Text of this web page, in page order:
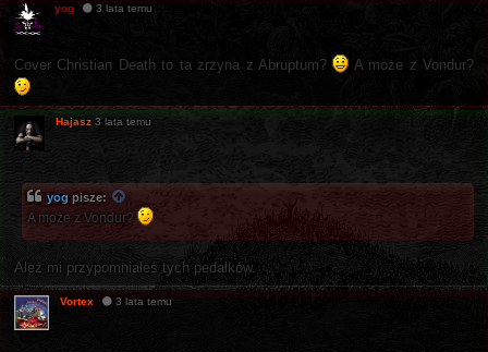
yog 3 lata temu
Cover Christian Death to ta zrzyna z Abruptum? A może z Vondur?
Hajasz 3 lata temu
yog pisze:
A może z Vondur?
Ależ mi przypomniałeś tych pedałków.
Vortex 3 lata temu